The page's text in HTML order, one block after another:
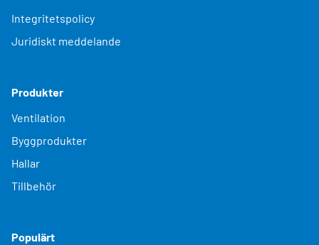
Integritetspolicy
Juridiskt meddelande
Produkter
Ventilation
Byggprodukter
Hallar
Tillbehör
Populärt